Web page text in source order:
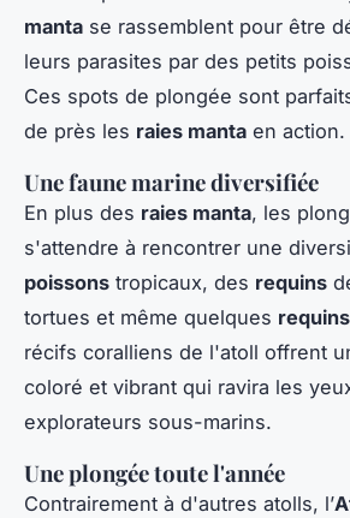
manta se rassemblent pour être
leurs parasites par des petits
Ces spots de plongée sont
de près les raies manta en action.
Une faune marine diversifiée
En plus des raies manta, les
s'attendre à rencontrer une
poissons tropicaux, des requins
tortues et même quelques
récifs coralliens de l'atoll offrent
coloré et vibrant qui ravira les
explorateurs sous-marins.
Une plongée toute l'année
Contrairement à d'autres atolls, l’